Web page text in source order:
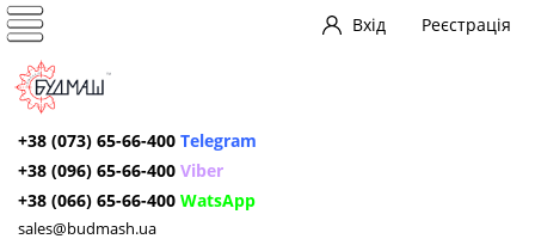
Вхід Реєстрація
+38 (073) 65-66-400 Telegram
+38 (096) 65-66-400 Viber
+38 (066) 65-66-400 WatsApp
sales@budmash.ua